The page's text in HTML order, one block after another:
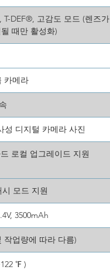
DEF®, 고감도 모드 (렌즈가
때만 활성화)
카메라
성 디지털 카메라 사진
로컬 업그레이드 지원
모드 지원
3500mAh
업량에 따라 다름)
℉ )